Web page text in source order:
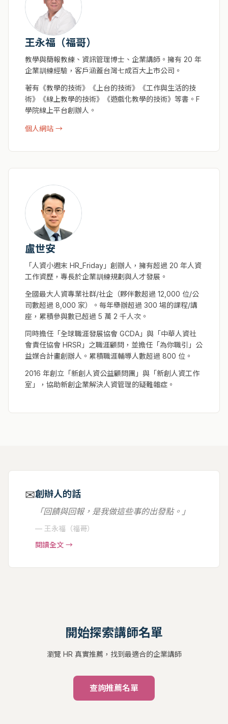
王永福（福哥）
教學與簡報教練、資訊管理博士、企業講師。擁有 20 年
企業訓練經驗，客戶涵蓋台灣七成百大上市公司。
著有《教學的技術》《上台的技術》《工作與生活的技
術》《線上教學的技術》《遊戲化教學的技術》等書。F
學院線上平台創辦人。
個人網站 →
盧世安
「人資小週末 HR_Friday」創辦人，擁有超過 20 年人資
工作資歷，專長於企業訓練規劃與人才發展。
全國最大人資專業社群/社企（夥伴數超過 12,000 位/公
司數超過 8,000 家）。每年舉辦超過 300 場的課程/講
座，累積參與數已超過 5 萬 2 千人次。
同時擔任「全球職涯發展協會 GCDA」與「中華人資社
會責任協會 HRSR」之職涯顧問，並擔任「為你職引」公
益媒合計畫創辦人。累積職涯輔導人數超過 800 位。
2016 年創立「新創人資公益顧問團」與「新創人資工作
室」，協助新創企業解決人資管理的疑難雜症。
✉創辦人的話
「回饋與回報，是我做這些事的出發點。」
— 王永福（福哥）
閱讀全文 →
開始探索講師名單
瀏覽 HR 真實推薦，找到最適合的企業講師
查詢推薦名單